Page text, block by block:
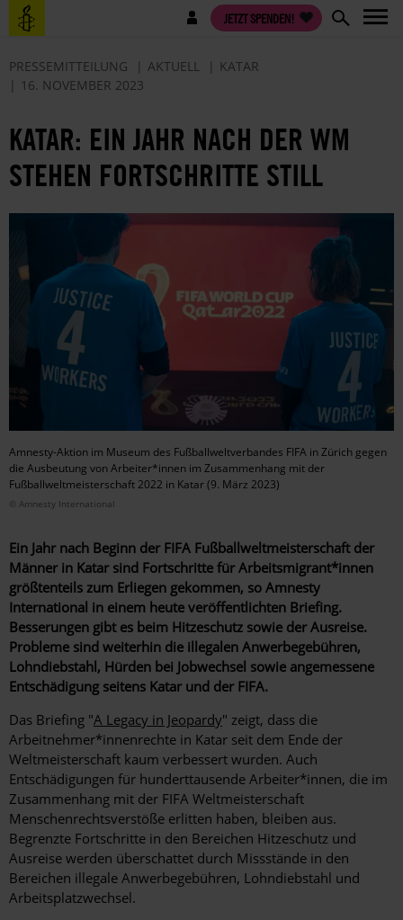
Direkt
zum
Benutzermenü JETZT SPENDEN!
PRESSEMITTEILUNG AKTUELL
KATAR
16. NOVEMBER 2023
KATAR: EIN JAHR NACH DER WM
STEHEN FORTSCHRITTE STILL
Amnesty-Aktion im Museum des Fußballweltverbandes FIFA in Zürich gegen
die Ausbeutung von Arbeiter*innen im Zusammenhang mit der
Fußballweltmeisterschaft 2022 in Katar (9. März 2023)
© Amnesty International
Ein Jahr nach Beginn der FIFA Fußballweltmeisterschaft der
Männer in Katar sind Fortschritte für Arbeitsmigrant*innen
größtenteils zum Erliegen gekommen, so Amnesty
International in einem heute veröffentlichten Briefing.
Besserungen gibt es beim Hitzeschutz sowie der Ausreise.
Probleme sind weiterhin die illegalen Anwerbegebühren,
Lohndiebstahl, Hürden bei Jobwechsel sowie angemessene
Entschädigung seitens Katar und der FIFA.
Das Briefing "A Legacy in Jeopardy" zeigt, dass die
Arbeitnehmer*innenrechte in Katar seit dem Ende der
Weltmeisterschaft kaum verbessert wurden. Auch
Entschädigungen für hunderttausende Arbeiter*innen, die im
Zusammenhang mit der FIFA Weltmeisterschaft
Menschenrechtsverstöße erlitten haben, bleiben aus.
Begrenzte Fortschritte in den Bereichen Hitzeschutz und
Ausreise werden überschattet durch Missstände in den
Bereichen illegale Anwerbegebühren, Lohndiebstahl und
Arbeitsplatzwechsel.